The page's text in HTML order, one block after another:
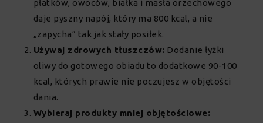
płatków, owoców, białka i masła orzechowego
daje pyszny napój, który ma 800 kcal, a nie
„zapycha” tak jak stały posiłek.
Używaj zdrowych tłuszczów: Dodanie łyżki
oliwy do gotowego obiadu to dodatkowe 90-100
kcal, których prawie nie poczujesz w objętości
dania.
Wybieraj produkty mniej objętościowe: